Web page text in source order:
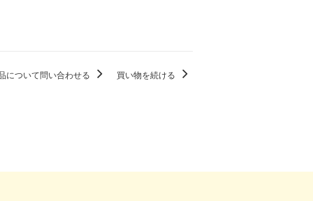
について問い合わせる 買い物を続ける